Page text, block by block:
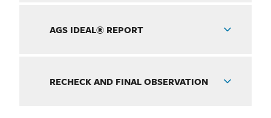
AGS IDEAL® REPORT
RECHECK AND FINAL OBSERVATION